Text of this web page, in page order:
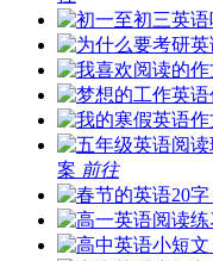
案 前往